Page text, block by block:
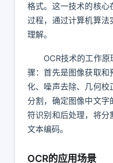
格式。这一技术的核心
过程，通过计算机算法
理解。
OCR技术的工作
骤：首先是图像获取和
化、噪声去除、几何校
分割，确定图像中文字
符识别和后处理，将分
文本编码。
OCR的应用场景